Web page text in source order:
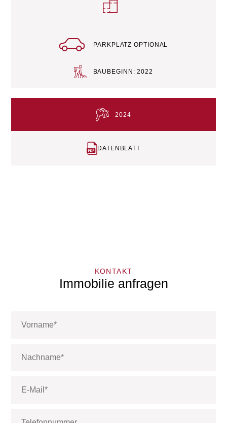
PARKPLATZ OPTIONAL
BAUBEGINN: 2022
2024
DATENBLATT
KONTAKT
Immobilie anfragen